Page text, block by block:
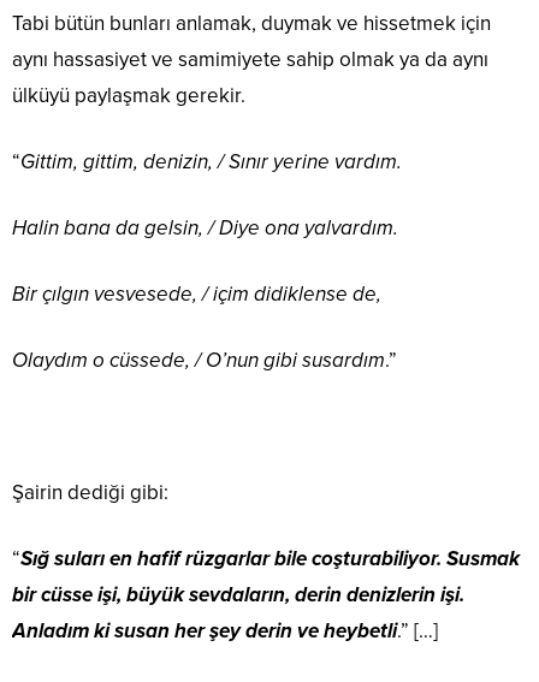
Tabi bütün bunları anlamak, duymak ve hissetmek için
aynı hassasiyet ve samimiyete sahip olmak ya da aynı
ülküyü paylaşmak gerekir.
“Gittim, gittim, denizin, / Sınır yerine vardım.
Halin bana da gelsin, / Diye ona yalvardım.
Bir çılgın vesvesede, / içim didiklense de,
Olaydım o cüssede, / O’nun gibi susardım.”
Şairin dediği gibi:
“Sığ suları en hafif rüzgarlar bile coşturabiliyor. Susmak
bir cüsse işi, büyük sevdaların, derin denizlerin işi.
Anladım ki susan her şey derin ve heybetli.” […]